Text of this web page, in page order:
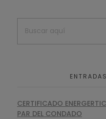
CERTIFICADO
PAR DEL CONDADO